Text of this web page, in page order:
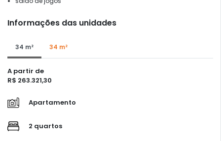
Informações das unidades
34 m² 34 m²
A partir de
R$ 263.321,30
Apartamento
2 quartos